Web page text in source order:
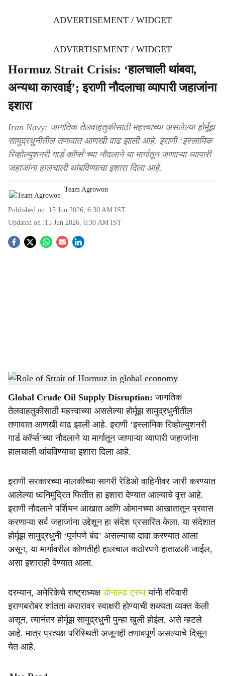
ADVERTISEMENT / WIDGET
ADVERTISEMENT / WIDGET
Hormuz Strait Crisis: ‘हालचाली थांबवा,
अन्यथा कारवाई’; इराणी नौदलाचा व्यापारी जहाजांना
इशारा
Iran Navy: जागतिक तेलवाहतुकीसाठी महत्त्वाच्या असलेल्या होर्मूझ
सामुद्रधुनीतील तणावात आणखी वाढ झाली आहे. इराणी ‘इस्लामिक
रिव्होल्युशनरी गार्ड कॉर्प्स’च्या नौदलाने या मार्गातून जाणाऱ्या व्यापारी
जहाजांना हालचाली थांबविण्याचा इशारा दिला आहे.
Team Agrowon
Published on :15 Jun 2026, 6:30 AM IST
Updated on :15 Jun 2026, 6:30 AM IST
S
a
r
e
Strait of Hormuz tensions impact on global oil supply- Agrowon
Global Crude Oil Supply Disruption: जागतिक
तेलवाहतुकीसाठी महत्त्वाच्या असलेल्या होर्मूझ सामुद्रधुनीतील
तणावात आणखी वाढ झाली आहे. इराणी ‘इस्लामिक रिव्होल्युशनरी
गार्ड कॉर्प्स’च्या नौदलाने या मार्गातून जाणाऱ्या व्यापारी जहाजांना
हालचाली थांबविण्याचा इशारा दिला आहे.
इराणी सरकारच्या मालकीच्या सागरी रेडिओ वाहिनीवर जारी करण्यात
आलेल्या ध्वनिमुद्रित फितीत हा इशारा देण्यात आल्याचे वृत्त आहे.
इराणी नौदलाने पर्शियन आखात आणि ओमानच्या आखातातून प्रवास
करणाऱ्या सर्व जहाजांना उद्देशून हा संदेश प्रसारित केला. या संदेशात
होर्मूझ सामुद्रधुनी ‘पूर्णपणे बंद’ असल्याचा दावा करण्यात आला
असून, या मार्गावरील कोणतीही हालचाल कठोरपणे हाताळली जाईल,
असा इशाराही देण्यात आला.
दरम्यान, अमेरिकेचे राष्ट्राध्यक्षडोनाल्ड ट्रम्प यांनी रविवारी
इराणबरोबर शांतता करारावर स्वाक्षरी होण्याची शक्यता व्यक्त केली
असून, त्यानंतर होर्मूझ सामुद्रधुनी पुन्हा खुली होईल, असे म्हटले
आहे. मात्र प्रत्यक्ष परिस्थिती अजूनही तणावपूर्ण असल्याचे दिसून
येत आहे.